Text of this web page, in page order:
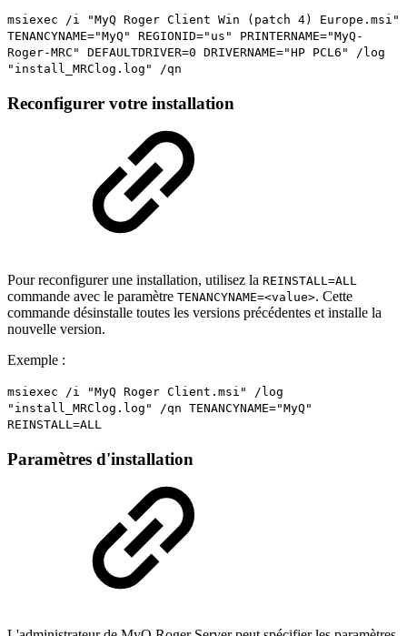
msiexec /i "MyQ Roger Client Win (patch 4) Europe.msi"
TENANCYNAME="MyQ" REGIONID="us" PRINTERNAME="MyQ-
Roger-MRC" DEFAULTDRIVER=0 DRIVERNAME="HP PCL6" /log
"install_MRClog.log" /qn
Reconfigurer votre installation
Pour reconfigurer une installation, utilisez la REINSTALL=ALL
commande avec le paramètre TENANCYNAME=<value>. Cette
commande désinstalle toutes les versions précédentes et installe la
nouvelle version.
Exemple :
msiexec /i "MyQ Roger Client.msi" /log
"install_MRClog.log" /qn TENANCYNAME="MyQ"
REINSTALL=ALL
Paramètres d'installation